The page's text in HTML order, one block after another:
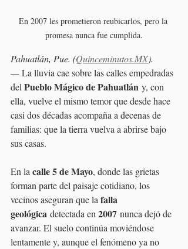
En 2007 les prometieron reubicarlos, pero la
promesa nunca fue cumplida.
Pahuatlán, Pue. (Quinceminutos.MX).
— La lluvia cae sobre las calles empedradas
del Pueblo Mágico de Pahuatlán y, con
ella, vuelve el mismo temor que desde hace
casi dos décadas acompaña a decenas de
familias: que la tierra vuelva a abrirse bajo
sus casas.
En la calle 5 de Mayo, donde las grietas
forman parte del paisaje cotidiano, los
vecinos aseguran que la falla
geológica detectada en 2007 nunca dejó de
avanzar. El suelo continúa moviéndose
lentamente y, aunque el fenómeno ya no